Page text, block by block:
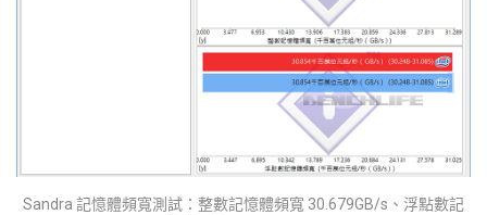
Sandra 記憶體頻寬測試：整數記憶體頻寬 30.679GB/s、浮點數記